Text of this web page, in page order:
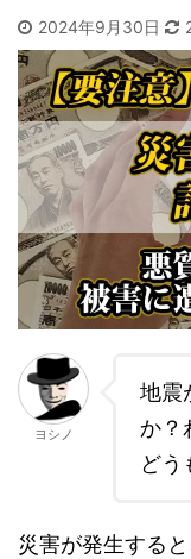
2024年9月30日
ヨシノ
地震
か？
どう
災害が発生する